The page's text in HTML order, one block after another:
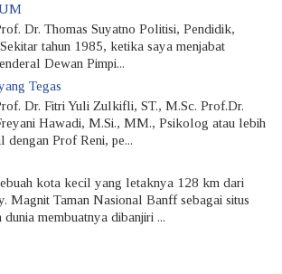
Dr. Thomas Suyatno Politisi, Pendidik,
tahun 1985, ketika saya menjabat
Dewan Pimpi...
Tegas
Dr. Fitri Yuli Zulkifli, ST., M.Sc. Prof.Dr.
Hawadi, M.Si., MM., Psikolog atau lebih
dengan Prof Reni, pe...
kota kecil yang letaknya 128 km dari
Magnit Taman Nasional Banff sebagai situs
dunia membuatnya dibanjiri ...